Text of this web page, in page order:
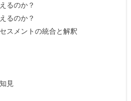
るのか？
るのか？
スメントの統合と解釈
見